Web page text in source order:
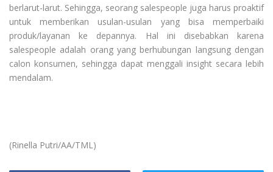
berlarut-larut. Sehingga, seorang salespeople juga harus proaktif
untuk memberikan usulan-usulan yang bisa memperbaiki
produk/layanan ke depannya. Hal ini disebabkan karena
salespeople adalah orang yang berhubungan langsung dengan
calon konsumen, sehingga dapat menggali insight secara lebih
mendalam.
(Rinella Putri/AA/TML)